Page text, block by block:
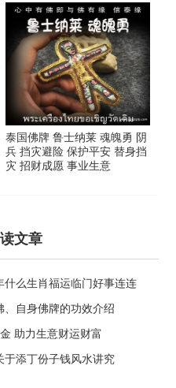
泰国佛牌 鲁士纳莱 魂魄勇 阴
兵 挡灾避险 保护平安 替身挡
灾 招财成愿 事业生意
文章
什么生肖福运临门好事连连
自身佛牌的功效介绍
助力生意财运财富
于添丁份子钱风水讲究